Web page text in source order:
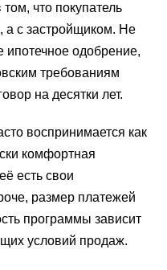
что покупатель
а с застройщиком. Не
ипотечное одобрение,
требованиям
на десятки лет.
воспринимается как
комфортная
есть свои
размер платежей
программы зависит
условий продаж.